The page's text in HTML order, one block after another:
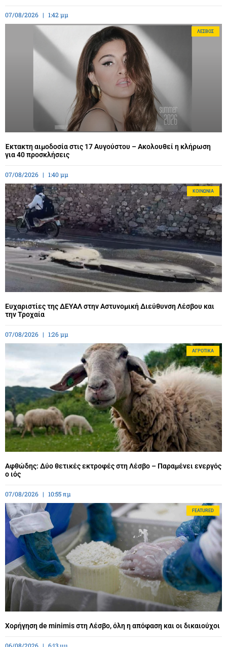
07/08/2026 1:42 μμ
ΛΈΣΒΟΣ
Έκτακτη αιμοδοσία στις 17 Αυγούστου – Ακολουθεί η κλήρωση
για 40 προσκλήσεις
07/08/2026 1:40 μμ
ΚΟΙΝΩΝΊΑ
Ευχαριστίες της ΔΕΥΑΛ στην Αστυνομική Διεύθυνση Λέσβου και
την Τροχαία
07/08/2026 1:26 μμ
ΑΓΡΟΤΙΚΆ
Αφθώδης: Δύο θετικές εκτροφές στη Λέσβο – Παραμένει ενεργός
ο ιός
07/08/2026 10:55 πμ
FEATURED
Χορήγηση de minimis στη Λέσβο, όλη η απόφαση και οι δικαιούχοι